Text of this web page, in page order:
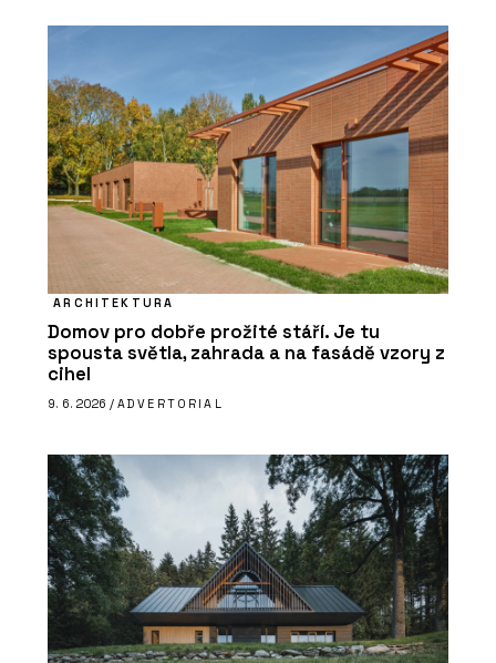
ARCHITEKTURA
Domov pro dobře prožité stáří. Je tu
spousta světla, zahrada a na fasádě vzory z
cihel
9. 6. 2026 / ADVERTORIAL